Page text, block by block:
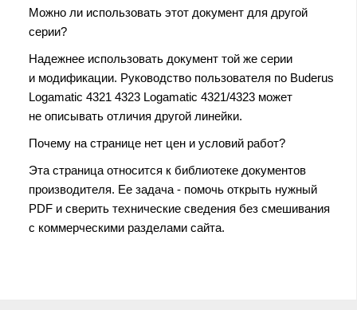
Можно ли использовать этот документ для другой
серии?
Надежнее использовать документ той же серии
и модификации. Руководство пользователя по Buderus
Logamatic 4321 4323 Logamatic 4321/4323 может
не описывать отличия другой линейки.
Почему на странице нет цен и условий работ?
Эта страница относится к библиотеке документов
производителя. Ее задача - помочь открыть нужный
PDF и сверить технические сведения без смешивания
с коммерческими разделами сайта.